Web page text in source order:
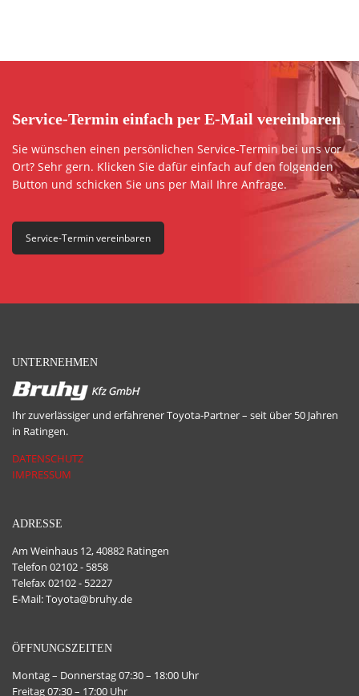
Service-Termin einfach per E-Mail vereinbaren
Sie wünschen einen persönlichen Service-Termin bei uns vor
Ort? Sehr gern. Klicken Sie dafür einfach auf den folgenden
Button und schicken Sie uns per Mail Ihre Anfrage.
Service-Termin vereinbaren
UNTERNEHMEN
Ihr zuverlässiger und erfahrener Toyota-Partner – seit über 50 Jahren
in Ratingen.
DATENSCHUTZ
IMPRESSUM
ADRESSE
Am Weinhaus 12, 40882 Ratingen
Telefon 02102 - 5858
Telefax 02102 - 52227
E-Mail: Toyota@bruhy.de
ÖFFNUNGSZEITEN
Montag – Donnerstag 07:30 – 18:00 Uhr
Freitag 07:30 – 17:00 Uhr